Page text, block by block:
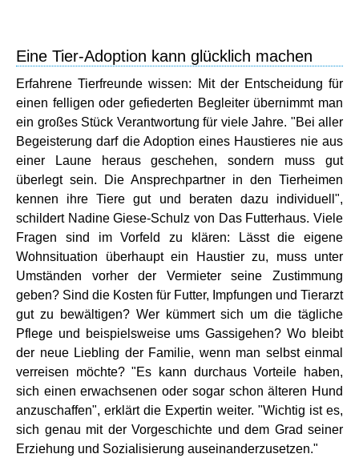
Eine Tier-Adoption kann glücklich machen
Erfahrene Tierfreunde wissen: Mit der Entscheidung für
einen felligen oder gefiederten Begleiter übernimmt man
ein großes Stück Verantwortung für viele Jahre. "Bei aller
Begeisterung darf die Adoption eines Haustieres nie aus
einer Laune heraus geschehen, sondern muss gut
überlegt sein. Die Ansprechpartner in den Tierheimen
kennen ihre Tiere gut und beraten dazu individuell",
schildert Nadine Giese-Schulz von Das Futterhaus. Viele
Fragen sind im Vorfeld zu klären: Lässt die eigene
Wohnsituation überhaupt ein Haustier zu, muss unter
Umständen vorher der Vermieter seine Zustimmung
geben? Sind die Kosten für Futter, Impfungen und Tierarzt
gut zu bewältigen? Wer kümmert sich um die tägliche
Pflege und beispielsweise ums Gassigehen? Wo bleibt
der neue Liebling der Familie, wenn man selbst einmal
verreisen möchte? "Es kann durchaus Vorteile haben,
sich einen erwachsenen oder sogar schon älteren Hund
anzuschaffen", erklärt die Expertin weiter. "Wichtig ist es,
sich genau mit der Vorgeschichte und dem Grad seiner
Erziehung und Sozialisierung auseinanderzusetzen."